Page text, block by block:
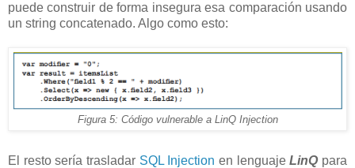
puede construir de forma insegura esa comparación usando
un string concatenado. Algo como esto:
Figura 5: Código vulnerable a LinQ Injection
El resto sería trasladar SQL Injection en lenguajeLinQpara